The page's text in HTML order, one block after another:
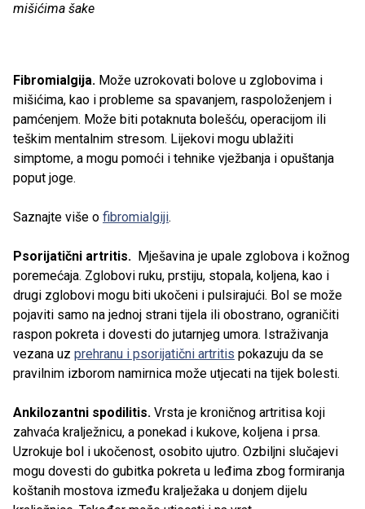
mišićima šake
Fibromialgija. Može uzrokovati bolove u zglobovima i
mišićima, kao i probleme sa spavanjem, raspoloženjem i
pamćenjem. Može biti potaknuta bolešću, operacijom ili
teškim mentalnim stresom. Lijekovi mogu ublažiti
simptome, a mogu pomoći i tehnike vježbanja i opuštanja
poput joge.
Saznajte više o fibromialgiji.
Psorijatični artritis. Mješavina je upale zglobova i kožnog
poremećaja. Zglobovi ruku, prstiju, stopala, koljena, kao i
drugi zglobovi mogu biti ukočeni i pulsirajući. Bol se može
pojaviti samo na jednoj strani tijela ili obostrano, ograničiti
raspon pokreta i dovesti do jutarnjeg umora. Istraživanja
vezana uz prehranu i psorijatični artritis pokazuju da se
pravilnim izborom namirnica može utjecati na tijek bolesti.
Ankilozantni spodilitis. Vrsta je kroničnog artritisa koji
zahvaća kralježnicu, a ponekad i kukove, koljena i prsa.
Uzrokuje bol i ukočenost, osobito ujutro. Ozbiljni slučajevi
mogu dovesti do gubitka pokreta u leđima zbog formiranja
koštanih mostova između kralježaka u donjem dijelu